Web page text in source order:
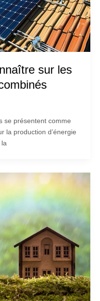
sur les
se présentent comme
la production d’énergie
la